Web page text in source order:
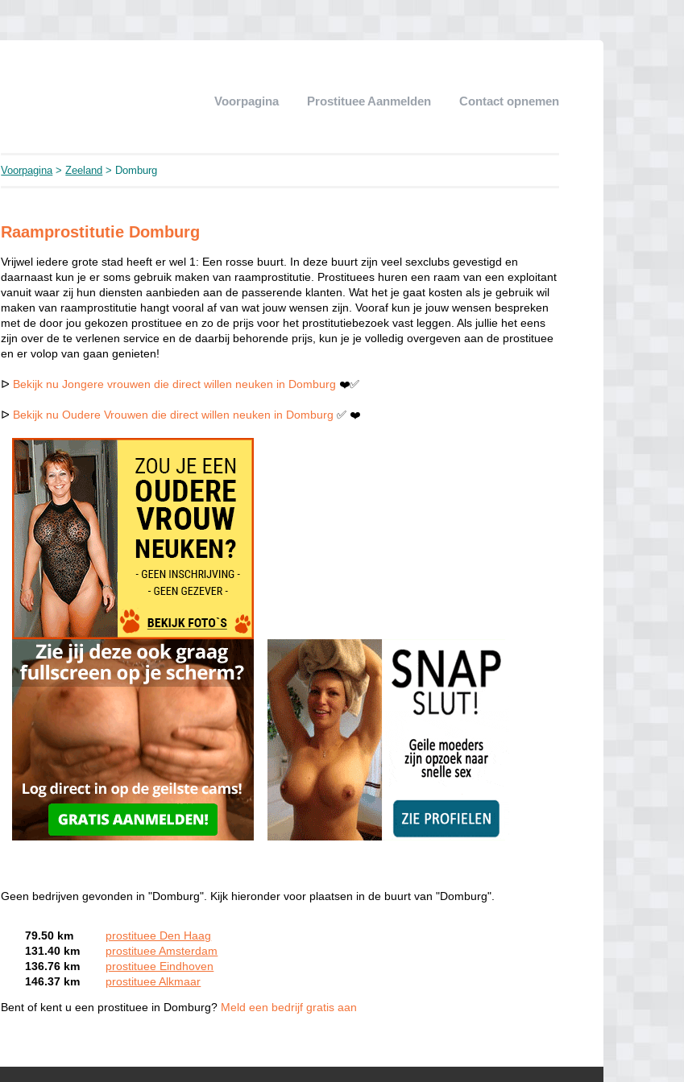
Voorpagina Prostituee Aanmelden Contact opnemen
Voorpagina>Zeeland > Domburg
Raamprostitutie Domburg
Vrijwel iedere grote stad heeft er wel 1: Een rosse buurt. In deze buurt zijn veel sexclubs gevestigd en
daarnaast kun je er soms gebruik maken van raamprostitutie. Prostituees huren een raam van een exploitant
vanuit waar zij hun diensten aanbieden aan de passerende klanten. Wat het je gaat kosten als je gebruik wil
maken van raamprostitutie hangt vooral af van wat jouw wensen zijn. Vooraf kun je jouw wensen bespreken
met de door jou gekozen prostituee en zo de prijs voor het prostitutiebezoek vast leggen. Als jullie het eens
zijn over de te verlenen service en de daarbij behorende prijs, kun je je volledig overgeven aan de prostituee
en er volop van gaan genieten!
ᐅ Bekijk nu Jongere vrouwen die direct willen neuken in Domburg ❤️✅
ᐅ Bekijk nu Oudere Vrouwen die direct willen neuken in Domburg ✅ ❤️
Geen bedrijven gevonden in "Domburg". Kijk hieronder voor plaatsen in de buurt van "Domburg".
79.50 km
prostituee Den Haag
131.40 km
prostituee Amsterdam
136.76 km
prostituee Eindhoven
146.37 km
prostituee Alkmaar
Bent of kent u een prostituee in Domburg? Meld een bedrijf gratis aan